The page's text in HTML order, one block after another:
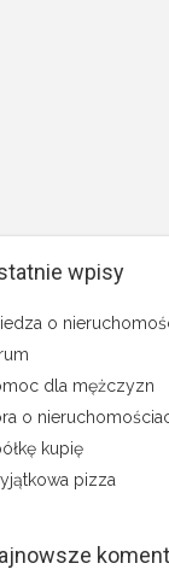
wpisy
o
dla mężczyzn
o
kupię
pizza